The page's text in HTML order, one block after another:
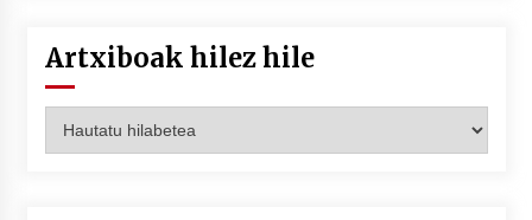
Artxiboak hilez hile
hilez